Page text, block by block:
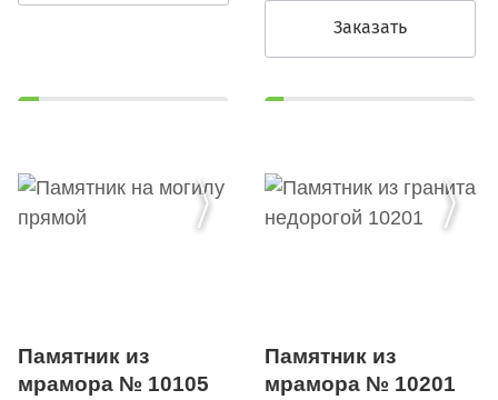
Заказать
Памятник из
мрамора № 10105
Памятник из
мрамора № 10201